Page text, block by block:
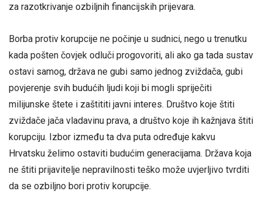
za razotkrivanje ozbiljnih financijskih prijevara.
Borba protiv korupcije ne počinje u sudnici, nego u trenutku
kada pošten čovjek odluči progovoriti, ali ako ga tada sustav
ostavi samog, država ne gubi samo jednog zviždača, gubi
povjerenje svih budućih ljudi koji bi mogli spriječiti
milijunske štete i zaštititi javni interes. Društvo koje štiti
zviždače jača vladavinu prava, a društvo koje ih kažnjava štiti
korupciju. Izbor između ta dva puta određuje kakvu
Hrvatsku želimo ostaviti budućim generacijama. Država koja
ne štiti prijavitelje nepravilnosti teško može uvjerljivo tvrditi
da se ozbiljno bori protiv korupcije.